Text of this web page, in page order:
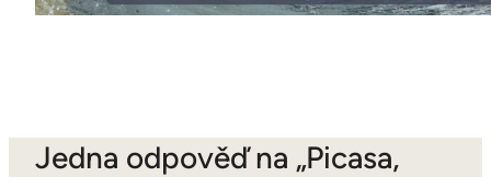
Jedna odpověď na „Picasa,